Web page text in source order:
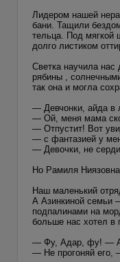
Лидером нашей
бани. Тащили
тельца. Под мягкой
долго листиком
Светка научила
рябины ,
так она и могла
— Девчонки, айда в
— Ой, меня мама
— Отпустит! Вот
— с фантазией у
— Девочки, не
Но Рамиля
Наш маленький
А Азинкиной семьи
подпалинами на
больше нас хотел в
— Фу, Адар, фу! —
— Не прогоняй его,